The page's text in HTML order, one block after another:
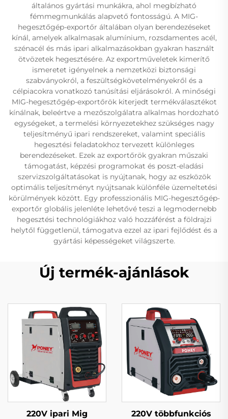
általános gyártási munkákra, ahol megbízható
fémmegmunkálás alapvető fontosságú. A MIG-
hegesztőgép-exportőr általában olyan berendezéseket
kínál, amelyek alkalmasak alumínium, rozsdamentes acél,
szénacél és más ipari alkalmazásokban gyakran használt
ötvözetek hegesztésére. Az exportműveletek kimerítő
ismeretet igényelnek a nemzetközi biztonsági
szabványokról, a feszültségkövetelményekről és a
célpiacokra vonatkozó tanúsítási eljárásokról. A minőségi
MIG-hegesztőgép-exportőrök kiterjedt termékválasztékot
kínálnak, beleértve a mezőszolgálatra alkalmas hordozható
egységeket, a termelési környezetekhez szükséges nagy
teljesítményű ipari rendszereket, valamint speciális
hegesztési feladatokhoz tervezett különleges
berendezéseket. Ezek az exportőrök gyakran műszaki
támogatást, képzési programokat és poszt-eladási
szervizszolgáltatásokat is nyújtanak, hogy az eszközök
optimális teljesítményt nyújtsanak különféle üzemeltetési
körülmények között. Egy professzionális MIG-hegesztőgép-
exportőr globális jelenléte lehetővé teszi a legmodernebb
hegesztési technológiákhoz való hozzáférést a földrajzi
helytől függetlenül, támogatva ezzel az ipari fejlődést és a
gyártási képességeket világszerte.
Új termék-ajánlások
220V ipari Mig
220V többfunkciós